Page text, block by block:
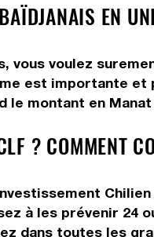
EN
vous voulez
est importante
le montant en
? COMMENT
à les prévenir 24
dans toutes les